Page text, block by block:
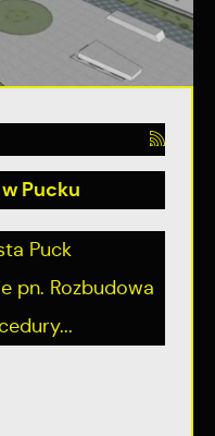
Pucku
Puck
pn. Rozbudowa